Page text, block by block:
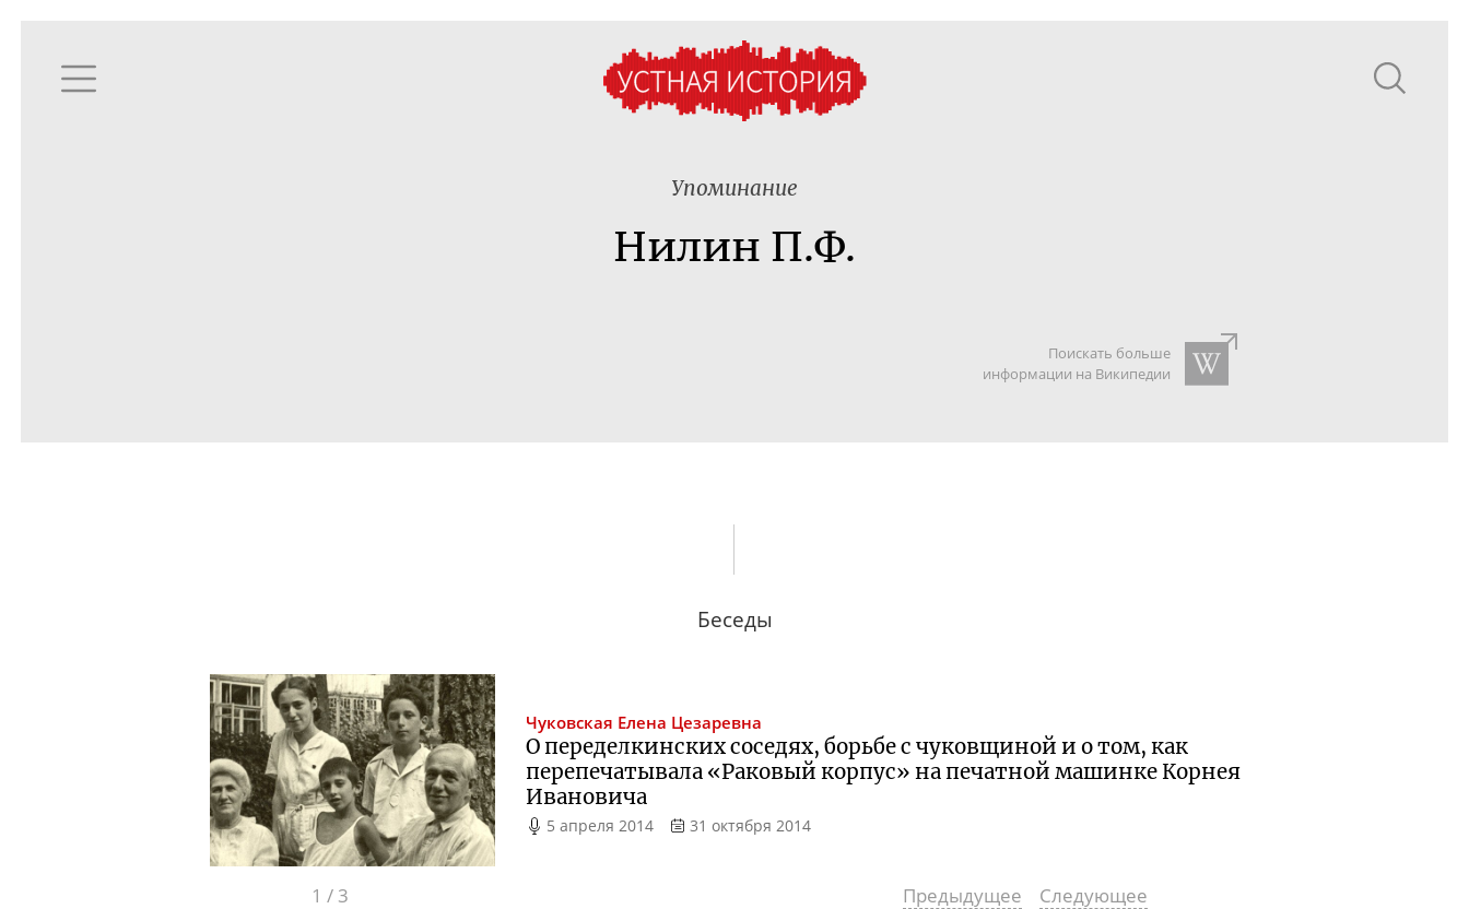
Упоминание
Нилин П.Ф.
Поискать больше
информации на Википедии
Беседы
Чуковская Елена Цезаревна
О переделкинских соседях, борьбе с чуковщиной и о том, как
перепечатывала «Раковый корпус» на печатной машинке Корнея
Ивановича
5 апреля 2014 31 октября 2014
1 / 3 Предыдущее Следующее